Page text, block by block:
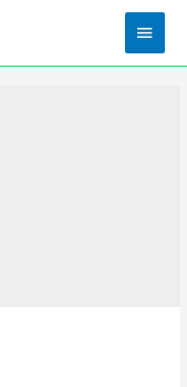
主
菜